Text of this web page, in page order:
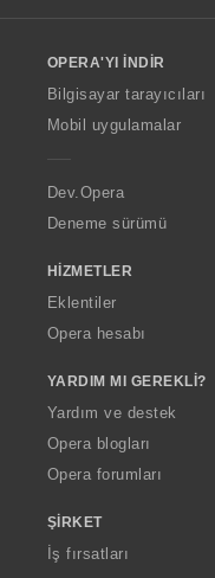
w
O
p
a
OPERA'YI İNDIR
Bilgisayar tarayıcıları
Mobil uygulamalar
Dev.Opera
Deneme sürümü
HIZMETLER
Eklentiler
Opera hesabı
YARDIM MI GEREKLI?
Yardım ve destek
Opera blogları
Opera forumları
ŞIRKET
İş fırsatları